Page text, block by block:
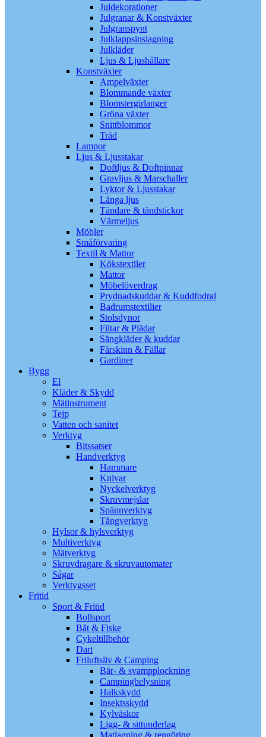
Juldekorationer
Julgranar & Konstväxter
Julgranspynt
Julklappsinslagning
Julkläder
Ljus & Ljushållare
Konstväxter
Ampelväxter
Blommande växter
Blomstergirlanger
Gröna växter
Snittblommor
Träd
Lampor
Ljus & Ljusstakar
Doftljus & Doftpinnar
Gravljus & Marschaller
Lyktor & Ljusstakar
Långa ljus
Tändare & tändstickor
Värmeljus
Möbler
Småförvaring
Textil & Mattor
Kökstextiler
Mattor
Möbelöverdrag
Prydnadskuddar & Kuddfodral
Badrumstextilier
Stolsdynor
Filtar & Plädar
Sängkläder & kuddar
Fårskinn & Fällar
Gardiner
Bygg
El
Kläder & Skydd
Mätinstrument
Tejp
Vatten och sanitet
Verktyg
Bitssatser
Handverktyg
Hammare
Knivar
Nyckelverktyg
Skruvmejslar
Spännverktyg
Tångverktyg
Hylsor & hylsverktyg
Multiverktyg
Mätverktyg
Skruvdragare & skruvautomater
Sågar
Verktygsset
Fritid
Sport & Fritid
Bollsport
Båt & Fiske
Cykeltillbehör
Dart
Friluftsliv & Camping
Bär- & svampplockning
Campingbelysning
Halkskydd
Insektsskydd
Kylväskor
Ligg- & sittunderlag
Matlagning & rengöring